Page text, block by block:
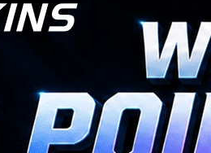
a nuestro blog de
de Puntos de Regalo UUSKINS
de esta semana. Actualizamos esta
Puntos de Regalo extra.
el monto correspondiente,
para canjear puntos y
de CS2 en la tienda.